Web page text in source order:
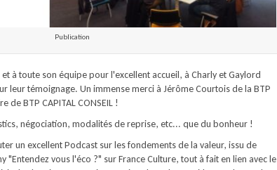
Publication
et à toute son équipe pour l'excellent accueil, à Charly et Gaylord
leur témoignage. Un immense merci à Jérôme Courtois de la BTP
BTP CAPITAL CONSEIL !
négociation, modalités de reprise, etc... que du bonheur !
un excellent Podcast sur les fondements de la valeur, issu de
"Entendez vous l'éco ?" sur France Culture, tout à fait en lien avec le